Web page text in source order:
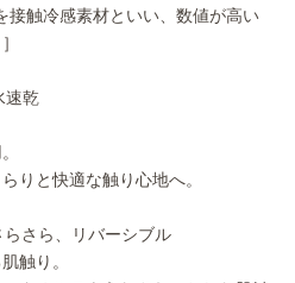
接触冷感素材といい、数値が高い
速乾
りと快適な触り心地へ。
さら、リバーシブル
触り。